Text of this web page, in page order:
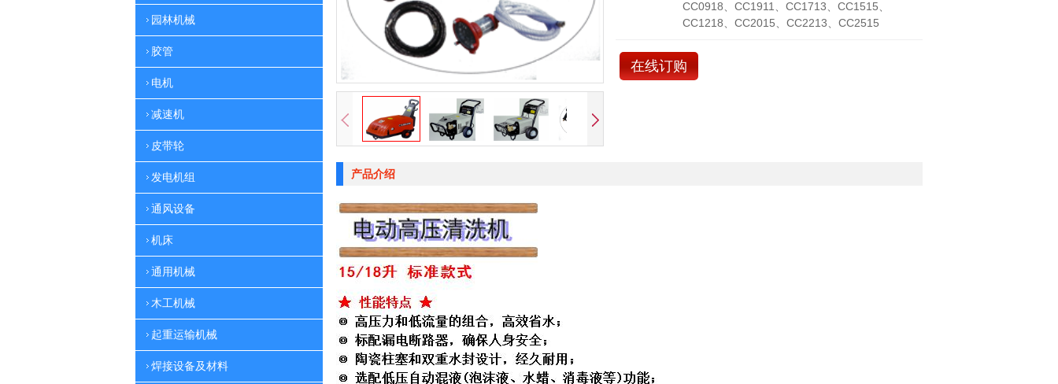
园林机械
胶管
电机
减速机
皮带轮
发电机组
通风设备
机床
通用机械
木工机械
起重运输机械
焊接设备及材料
CC0918、CC1911、CC1713、CC1515、
CC1218、CC2015、CC2213、CC2515
在线订购
产品介绍